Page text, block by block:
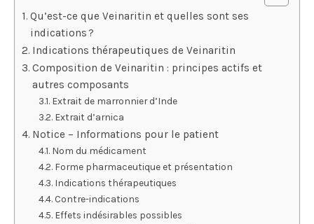
Qu’est-ce que Veinaritin et quelles sont ses
indications ?
Indications thérapeutiques de Veinaritin
Composition de Veinaritin : principes actifs et
autres composants
Extrait de marronnier d’Inde
Extrait d’arnica
Notice – Informations pour le patient
Nom du médicament
Forme pharmaceutique et présentation
Indications thérapeutiques
Contre-indications
Effets indésirables possibles